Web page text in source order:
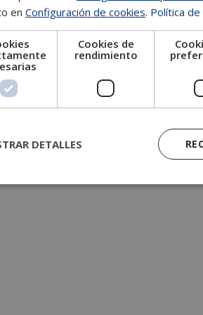
en Configuración de cookies. Política
Cookies de
rendimiento
DETALLES